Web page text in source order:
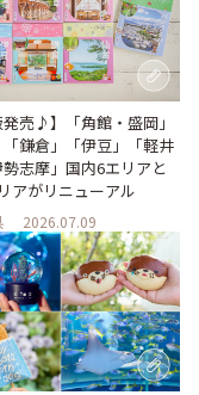
発売♪】「角館・盛岡」
「鎌倉」「伊豆」「軽井
志摩」国内6エリアと
アがリニューアル
2026.07.09